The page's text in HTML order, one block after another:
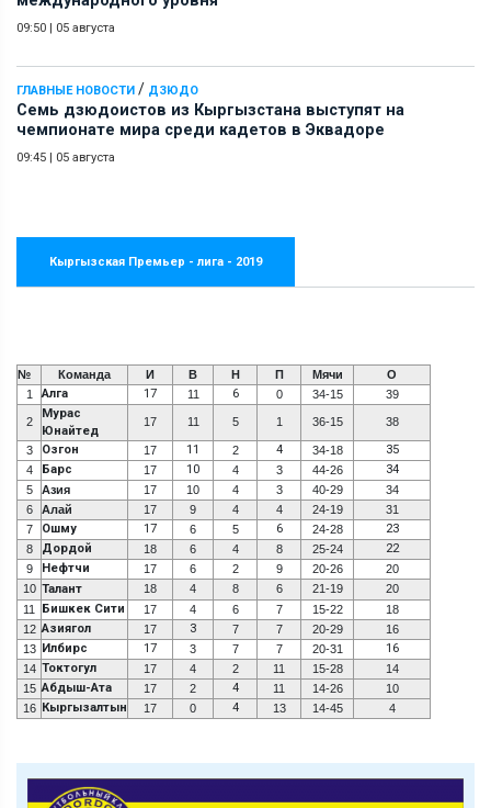
09:50 | 05 августа
ГЛАВНЫЕ НОВОСТИ / ДЗЮДО
Семь дзюдоистов из Кыргызстана выступят на
чемпионате мира среди кадетов в Эквадоре
09:45 | 05 августа
Кыргызская Премьер - лига - 2019
№ Команда И В Н П Мячи
О
1
Алга 17 11 6 0 34-15 39
2
Мурас
Юнайтед
17 11 5 1 36-15 38
3 Озгон 17 11 2 4 34-18 35
4 Барс 17 10 4 3 44-26 34
5 Азия 17 10 4 3 40-29
34
6
Алай 17 9 4 4 24-19
31
7
Ошму 17 6 5 6 24-28 23
8 Дордой 18 6 4 8 25-24 22
9 Нефтчи 17 6 2 9 20-26
20
10 Талант 18 4 8 6 21-19
20
11
Бишкек Сити 17 4 6 7 15-22
18
12 Азиягол 17 3 7 7 20-29
16
13 Илбирс 17 3 7 7 20-31 16
14 Токтогул 17 4 2 11 15-28
14
15 Абдыш-Ата 17 2 4 11 14-26
10
16 Кыргызалтын 17 0 4 13 14-45 4